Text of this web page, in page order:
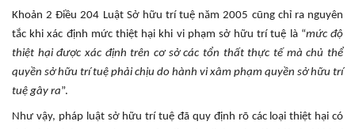
Khoản 2 Điều 204 Luật Sở hữu trí tuệ năm 2005 cũng chỉ ra nguyên
tắc khi xác định mức thiệt hại khi vi phạm sở hữu trí tuệ là “mức độ
thiệt hại được xác định trên cơ sở các tổn thất thực tế mà chủ thể
quyền sở hữu trí tuệ phải chịu do hành vi xâm phạm quyền sở hữu trí
tuệ gây ra”.
Như vậy, pháp luật sở hữu trí tuệ đã quy định rõ các loại thiệt hại có